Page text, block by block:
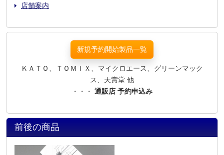
店舗案内
新規予約開始製品一覧
ＫＡＴＯ、ＴＯＭＩＸ、マイクロエース、グリーンマック
ス、天賞堂 他
・・・ 通販店 予約申込み
前後の商品